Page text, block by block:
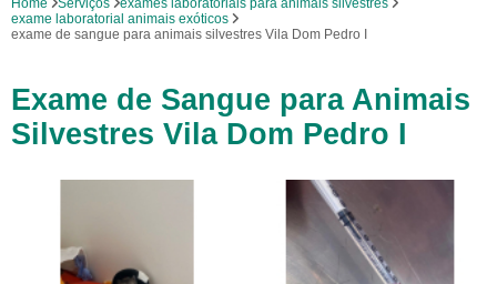
Home Serviços
exames laboratoriais para animais silvestres
exame laboratorial animais exóticos
exame de sangue para animais silvestres Vila Dom Pedro I
Exame de Sangue para Animais
Silvestres Vila Dom Pedro I